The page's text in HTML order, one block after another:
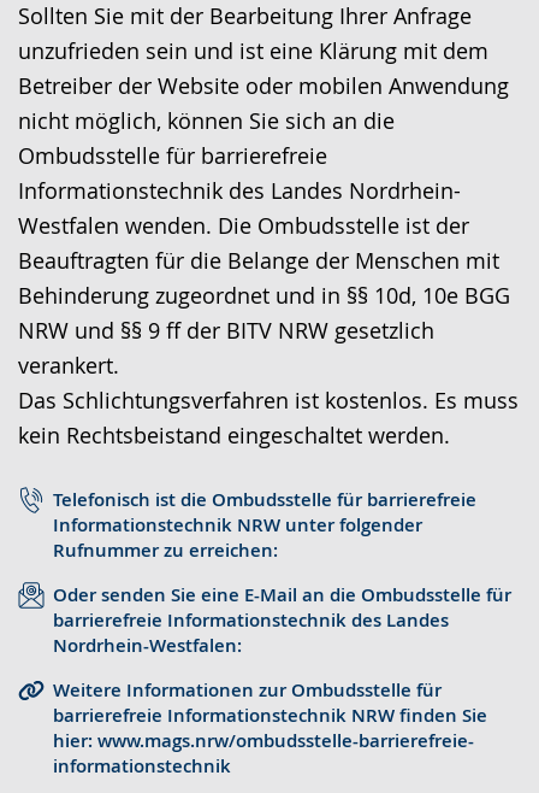
Sollten Sie mit der Bearbeitung Ihrer Anfrage
unzufrieden sein und ist eine Klärung mit dem
Betreiber der Website oder mobilen Anwendung
nicht möglich, können Sie sich an die
Ombudsstelle für barrierefreie
Informationstechnik des Landes Nordrhein-
Westfalen wenden. Die Ombudsstelle ist der
Beauftragten für die Belange der Menschen mit
Behinderung zugeordnet und in §§ 10d, 10e BGG
NRW und §§ 9 ff der BITV NRW gesetzlich
verankert.
Das Schlichtungsverfahren ist kostenlos. Es muss
kein Rechtsbeistand eingeschaltet werden.
Telefonisch ist die Ombudsstelle für barrierefreie
Informationstechnik NRW unter folgender
Rufnummer zu erreichen:
Oder senden Sie eine E-Mail an die Ombudsstelle für
barrierefreie Informationstechnik des Landes
Nordrhein-Westfalen:
Weitere Informationen zur Ombudsstelle für
barrierefreie Informationstechnik NRW finden Sie
hier: www.mags.nrw/ombudsstelle-barrierefreie-
informationstechnik
e
i
c
h
t
e
n
S
p
r
a
c
h
e
w
c
e
v
i
e
r
e
A
u
d
i
o
-
U
n
t
e
s
t
i
d
e
o
i
n
D
e
u
t
s
c
h
e
r
e
r